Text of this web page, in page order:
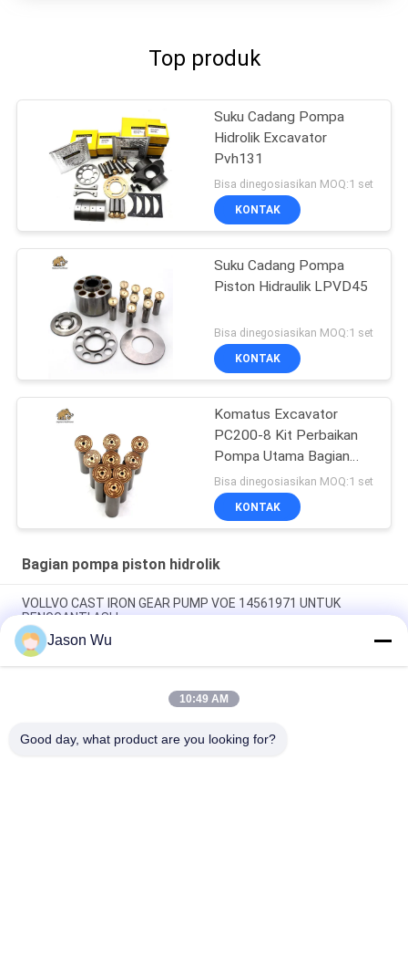
Top produk
Suku Cadang Pompa
Hidrolik Excavator
Pvh131
Bisa dinegosiasikan MOQ:1 set
KONTAK
Suku Cadang Pompa
Piston Hidraulik LPVD45
Bisa dinegosiasikan MOQ:1 set
KONTAK
Komatus Excavator
PC200-8 Kit Perbaikan
Pompa Utama Bagian
Pompa Hidraulik Pompa
Piston Layanan
Perbaikan Pemeliharaan
Bisa dinegosiasikan MOQ:1 set
KONTAK
Bagian pompa piston hidrolik
VOLLVO CAST IRON GEAR PUMP VOE 14561971 UNTUK
PENGGANTI ASLI
VOLLVO CAST IRON GEAR PUMP VOE 14537295 UNTUK
PENGGANTI ASLI
VOLLVO CAST IRON GEAR PUMP VOE 14782798 UNTUK
Jason Wu
10:49 AM
Good day, what product are you looking for?